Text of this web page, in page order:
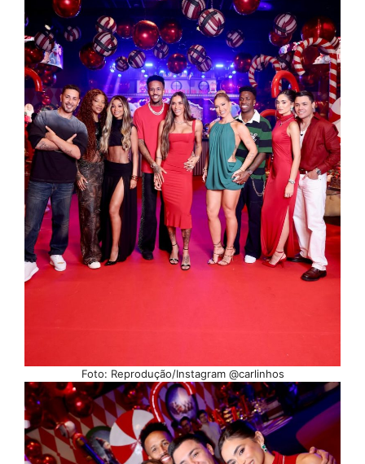
Foto: Reprodução/Instagram @carlinhos